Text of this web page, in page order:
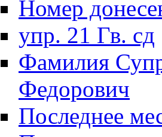
Номер
упр. 21 Гв. сд
Фамилия
Федорович
Последнее